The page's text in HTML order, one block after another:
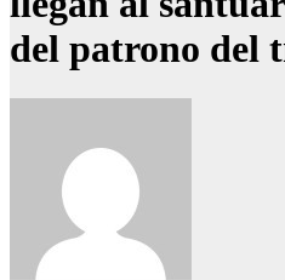
del patrono del